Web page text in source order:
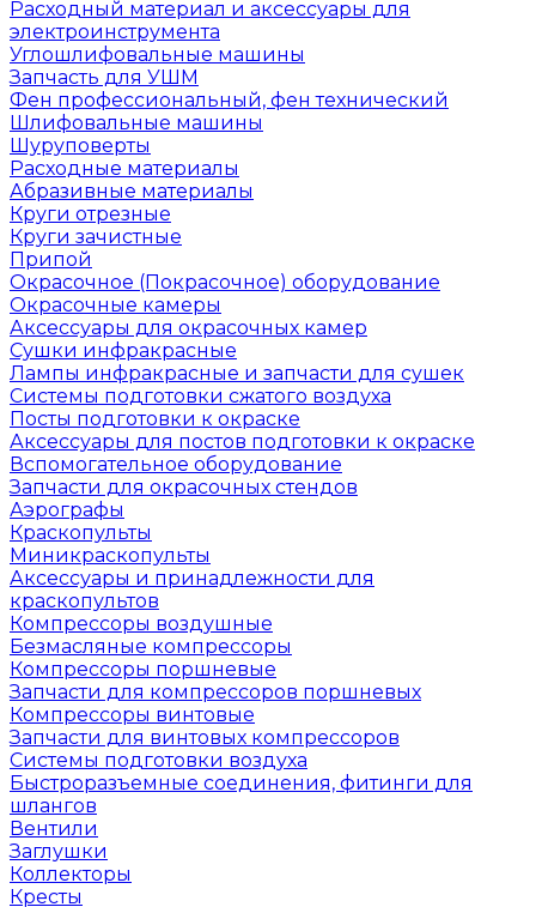
Расходный материал и аксессуары для
электроинструмента
Углошлифовальные машины
Запчасть для УШМ
Фен профессиональный, фен технический
Шлифовальные машины
Шуруповерты
Расходные материалы
Абразивные материалы
Круги отрезные
Круги зачистные
Припой
Окрасочное (Покрасочное) оборудование
Окрасочные камеры
Аксессуары для окрасочных камер
Сушки инфракрасные
Лампы инфракрасные и запчасти для сушек
Системы подготовки сжатого воздуха
Посты подготовки к окраске
Аксессуары для постов подготовки к окраске
Вспомогательное оборудование
Запчасти для окрасочных стендов
Аэрографы
Краскопульты
Миникраскопульты
Аксессуары и принадлежности для
краскопультов
Компрессоры воздушные
Безмасляные компрессоры
Компрессоры поршневые
Запчасти для компрессоров поршневых
Компрессоры винтовые
Запчасти для винтовых компрессоров
Системы подготовки воздуха
Быстроразъемные соединения, фитинги для
шлангов
Вентили
Заглушки
Коллекторы
Кресты